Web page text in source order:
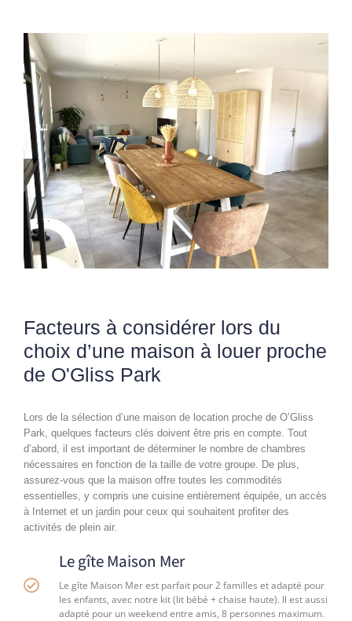
Facteurs à considérer lors du
choix d’une maison à louer proche
de O'Gliss Park
Lors de la sélection d’une maison de location proche de O’Gliss
Park, quelques facteurs clés doivent être pris en compte. Tout
d’abord, il est important de déterminer le nombre de chambres
nécessaires en fonction de la taille de votre groupe. De plus,
assurez-vous que la maison offre toutes les commodités
essentielles, y compris une cuisine entièrement équipée, un accès
à Internet et un jardin pour ceux qui souhaitent profiter des
activités de plein air.
Le gîte Maison Mer
Le gîte Maison Mer est parfait pour 2 familles et adapté pour
les enfants, avec notre kit (lit bébé + chaise haute). Il est aussi
adapté pour un weekend entre amis, 8 personnes maximum.